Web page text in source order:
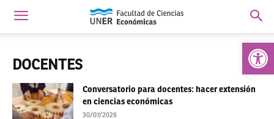
Abrir
DOCENTES
Conversatorio para docentes: hacer extensión
en ciencias económicas
30/07/2026